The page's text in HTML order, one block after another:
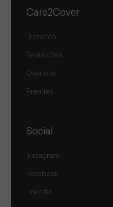
Care2Cover
Diensten
Realisaties
Over ons
Premies
Social
Instagram
Facebook
LinkedIn